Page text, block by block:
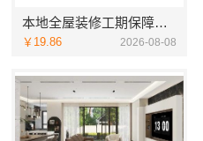
本地全屋装修工期保障大平层服务浙江臻美新型建材有限公司
￥19.86 2026-08-08